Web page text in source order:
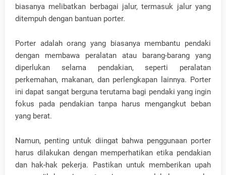
biasanya melibatkan berbagai jalur, termasuk jalur yang
ditempuh dengan bantuan porter.
Porter adalah orang yang biasanya membantu pendaki
dengan membawa peralatan atau barang-barang yang
diperlukan selama pendakian, seperti peralatan
perkemahan, makanan, dan perlengkapan lainnya. Porter
ini dapat sangat berguna terutama bagi pendaki yang ingin
fokus pada pendakian tanpa harus mengangkut beban
yang berat.
Namun, penting untuk diingat bahwa penggunaan porter
harus dilakukan dengan memperhatikan etika pendakian
dan hak-hak pekerja. Pastikan untuk memberikan upah